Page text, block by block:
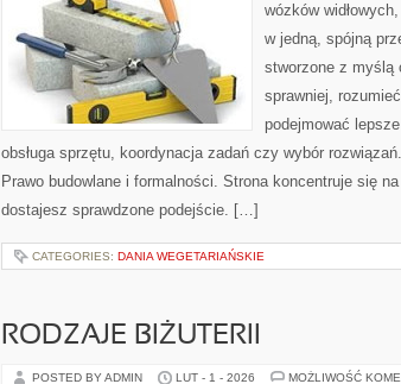
wózków
w jedną, spójną
stworzone z myślą
sprawniej,
podejmować
obsługa sprzętu, koordynacja zadań czy wybór
Prawo budowlane i formalności. Strona koncentruje się
dostajesz sprawdzone podejście. […]
CATEGORIES: DANIA WEGETARIAŃSKIE
RODZAJE BIŻUTERII
POSTED BY ADMIN LUT - 1 - 2026 MOŻLIWOŚĆ